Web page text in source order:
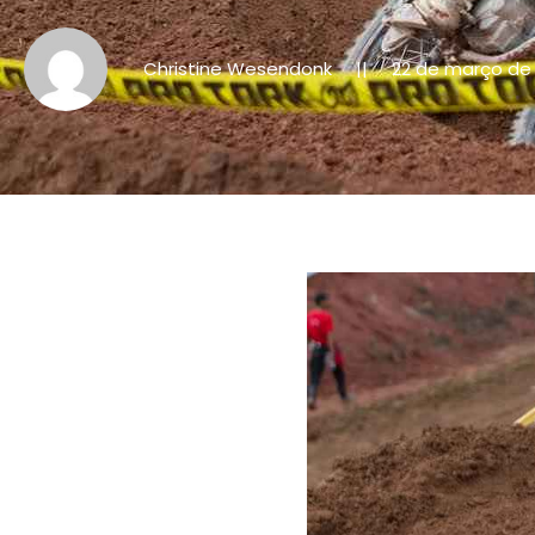
Christine Wesendonk || 22 de março de